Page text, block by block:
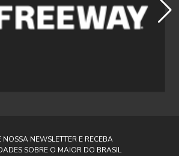
NOSSA NEWSLETTER E RECEBA
SOBRE O MAIOR DO BRASIL